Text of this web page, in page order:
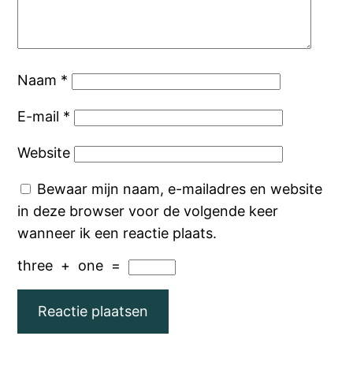
Naam *
E-mail *
Website
Bewaar mijn naam, e-mailadres en website
in deze browser voor de volgende keer
wanneer ik een reactie plaats.
three + one =